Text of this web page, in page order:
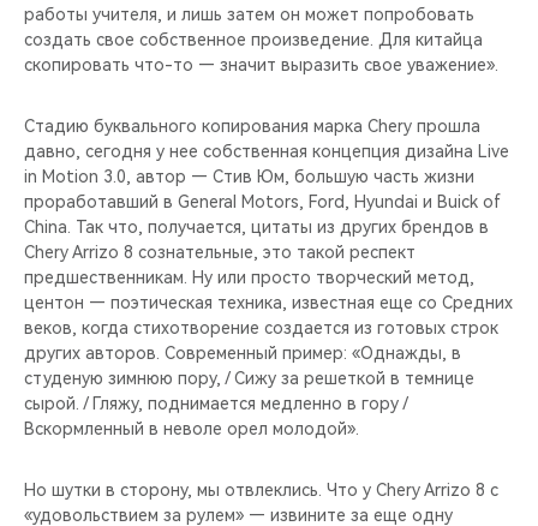
работы учителя, и лишь затем он может попробовать
создать свое собственное произведение. Для китайца
скопировать что-то — значит выразить свое уважение».
Стадию буквального копирования марка Chery прошла
давно, сегодня у нее собственная концепция дизайна Live
in Motion 3.0, автор — Стив Юм, большую часть жизни
проработавший в General Motors, Ford, Hyundai и Buick of
China. Так что, получается, цитаты из других брендов в
Chery Arrizo 8 сознательные, это такой респект
предшественникам. Ну или просто творческий метод,
центон — поэтическая техника, известная еще со Средних
веков, когда стихотворение создается из готовых строк
других авторов. Современный пример: «Однажды, в
студеную зимнюю пору, / Сижу за решеткой в темнице
сырой. / Гляжу, поднимается медленно в гору /
Вскормленный в неволе орел молодой».
Но шутки в сторону, мы отвлеклись. Что у Chery Arrizo 8 с
«удовольствием за рулем» — извините за еще одну